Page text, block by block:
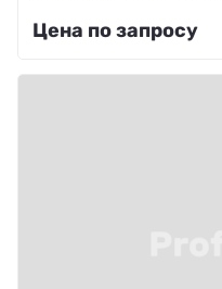
Цена по запросу